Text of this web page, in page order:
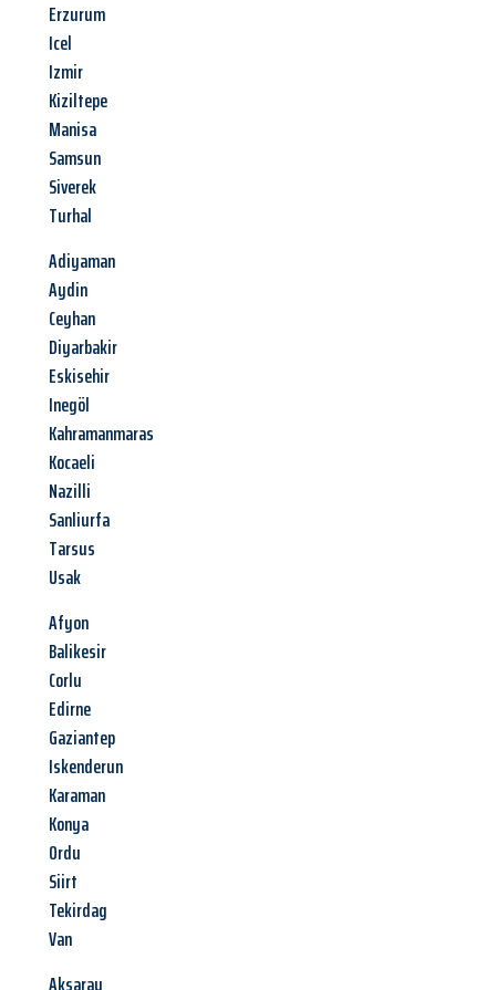
Erzurum
Icel
Izmir
Kiziltepe
Manisa
Samsun
Siverek
Turhal
Adiyaman
Aydin
Ceyhan
Diyarbakir
Eskisehir
Inegöl
Kahramanmaras
Kocaeli
Nazilli
Sanliurfa
Tarsus
Usak
Afyon
Balikesir
Corlu
Edirne
Gaziantep
Iskenderun
Karaman
Konya
Ordu
Siirt
Tekirdag
Van